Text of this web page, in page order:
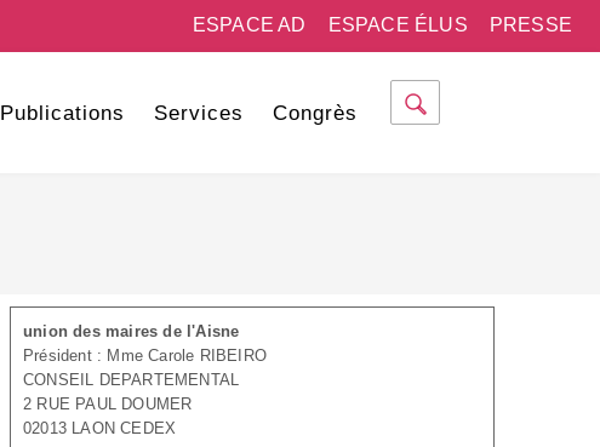
PRESSE
ESPACE ÉLUS
ESPACE AD
Publications Services Congrès
union des maires de l'Aisne
Président : Mme Carole RIBEIRO
CONSEIL DEPARTEMENTAL
2 RUE PAUL DOUMER
02013 LAON CEDEX